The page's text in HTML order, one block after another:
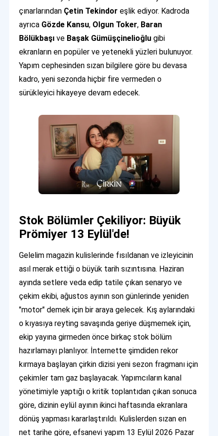
çınarlarından Çetin Tekindor eşlik ediyor. Kadroda
ayrıca Gözde Kansu, Olgun Toker, Baran
Bölükbaşı ve Başak Gümüşçinelioğlu gibi
ekranların en popüler ve yetenekli yüzleri bulunuyor.
Yapım cephesinden sızan bilgilere göre bu devasa
kadro, yeni sezonda hiçbir fire vermeden o
sürükleyici hikayeye devam edecek.
Stok Bölümler Çekiliyor: Büyük
Prömiyer 13 Eylül'de!
Gelelim magazin kulislerinde fısıldanan ve izleyicinin
asıl merak ettiği o büyük tarih sızıntısına. Haziran
ayında setlere veda edip tatile çıkan senaryo ve
çekim ekibi, ağustos ayının son günlerinde yeniden
"motor" demek için bir araya gelecek. Kış aylarındaki
o kıyasıya reyting savaşında geriye düşmemek için,
ekip yayına girmeden önce birkaç stok bölüm
hazırlamayı planlıyor. İnternette şimdiden rekor
kırmaya başlayan çirkin dizisi yeni sezon fragmanı için
çekimler tam gaz başlayacak. Yapımcıların kanal
yönetimiyle yaptığı o kritik toplantıdan çıkan sonuca
göre, dizinin eylül ayının ikinci haftasında ekranlara
dönüş yapması kararlaştırıldı. Kulislerden sızan en
net tarihe göre, efsanevi yapım 13 Eylül 2026 Pazar